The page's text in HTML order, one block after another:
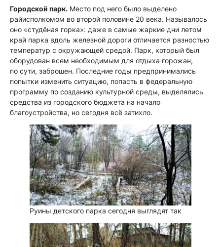
Городской парк. Место под него было выделено
райисполкомом во второй половине 20 века. Называлось
оно «студёная горка»: даже в самые жаркие дни летом
край парка вдоль железной дороги отличается разностью
температур с окружающей средой. Парк, который был
оборудован всем необходимым для отдыха горожан,
по сути, заброшен. Последние годы предпринимались
попытки изменить ситуацию, попасть в федеральную
программу по созданию культурной среды, выделялись
средства из городского бюджета на начало
благоустройства, но сегодня всё затихло.
Руины детского парка сегодня выглядят так